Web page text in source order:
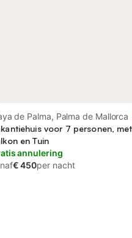
de Palma, Palma de Mallorca
voor 7 personen, met
en Tuin
annulering
€ 450per nacht